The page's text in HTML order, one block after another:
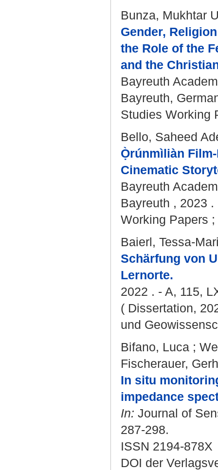
Bunza, Mukhtar
Gender,
the Role of the
and the
Bayreuth
Bayreuth,
Studies Working
Bello, Saheed
Ọ̀rúnmìliàn
Cinematic
Bayreuth
Bayreuth , 2023
Working Papers
Baierl, Tessa-
Schärfung von
Lernorte.
2022 . - A, 115,
( Dissertation,
und
Bifano, Luca ;
Fischerauer,
In situ
impedance
In: Journal of
287-298.
ISSN 2194-878X
DOI der